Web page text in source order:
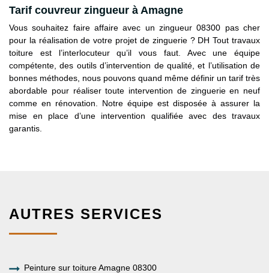
Tarif couvreur zingueur à Amagne
Vous souhaitez faire affaire avec un zingueur 08300 pas cher
pour la réalisation de votre projet de zinguerie ? DH Tout travaux
toiture est l’interlocuteur qu’il vous faut. Avec une équipe
compétente, des outils d’intervention de qualité, et l’utilisation de
bonnes méthodes, nous pouvons quand même définir un tarif très
abordable pour réaliser toute intervention de zinguerie en neuf
comme en rénovation. Notre équipe est disposée à assurer la
mise en place d’une intervention qualifiée avec des travaux
garantis.
AUTRES SERVICES
Peinture sur toiture Amagne 08300